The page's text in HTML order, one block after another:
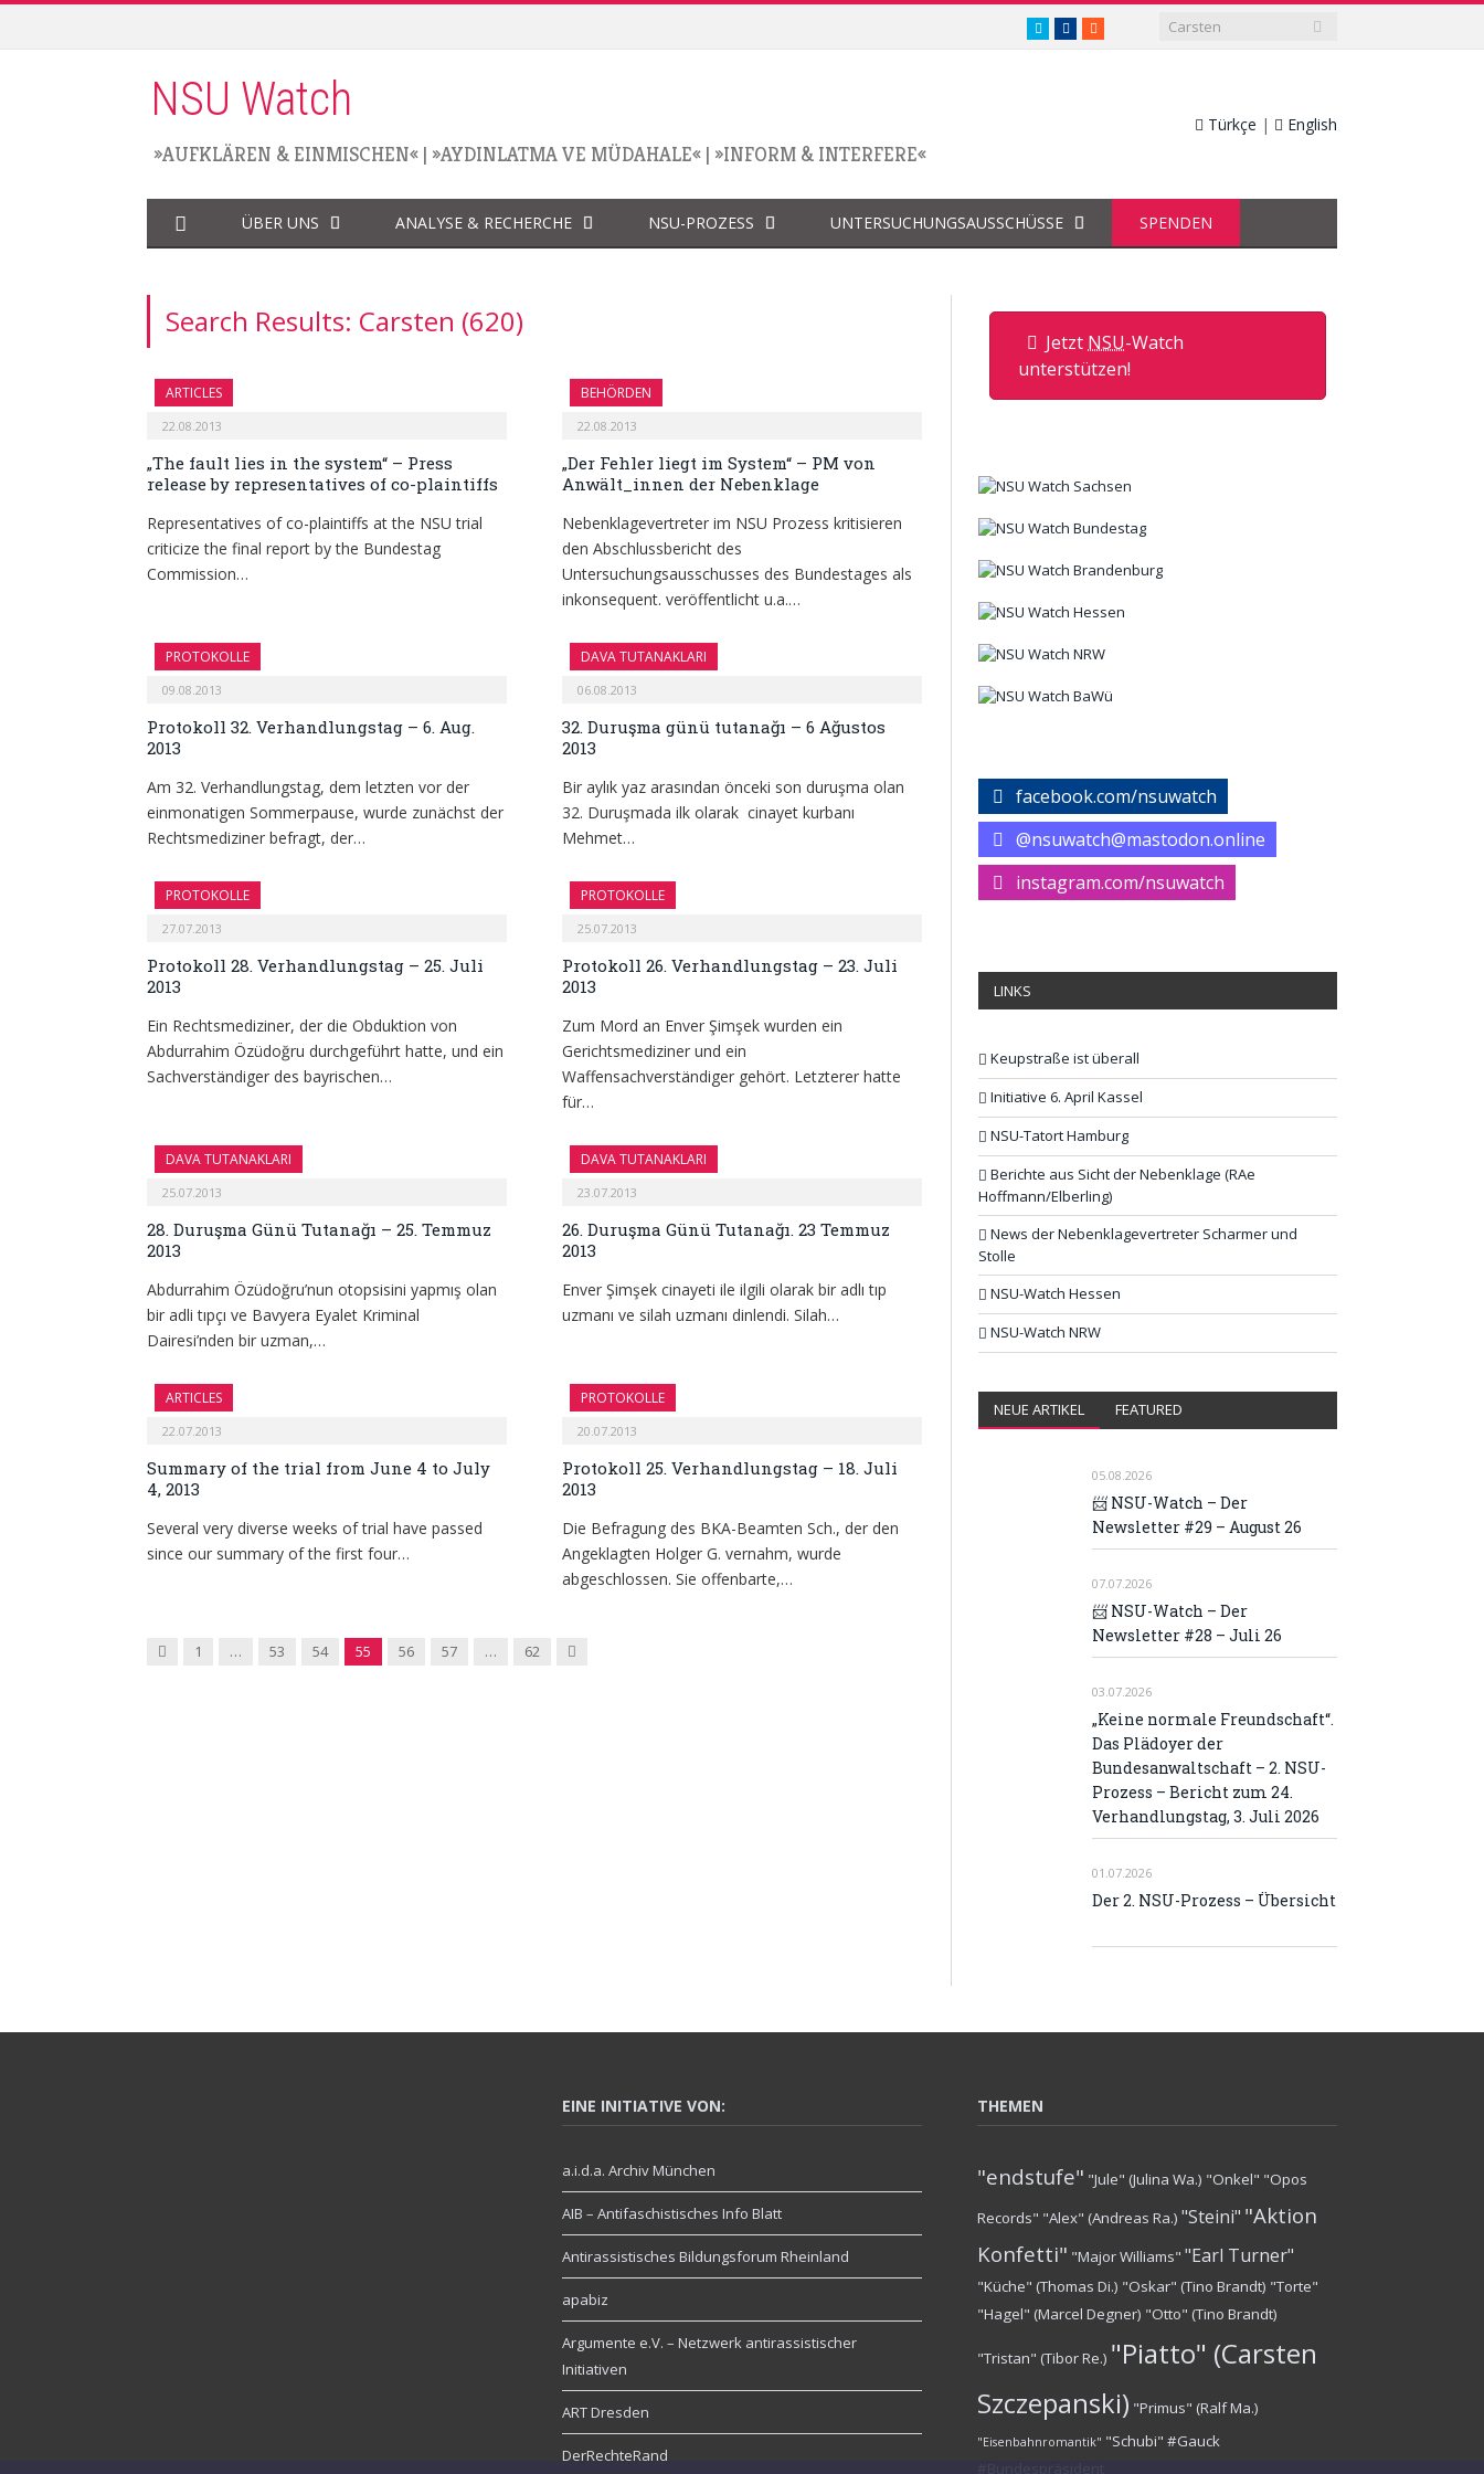
twitter.com/nsuwatch
facebook.com/nsuwatch
RSS
NSU Watch
»AUFKLÄREN & EINMISCHEN« | »AYDINLATMA VE MÜDAHALE« | »INFORM & INTERFERE«
Türkçe | English
ÜBER UNS ANALYSE & RECHERCHE NSU-PROZESS UNTERSUCHUNGSAUSSCHÜSSE SPENDEN
Search Results: Carsten (620)
ARTICLES
22.08.2013
„The fault lies in the system“ – Press
release by representatives of co-plaintiffs
Representatives of co-plaintiffs at the NSU trial
criticize the final report by the Bundestag
Commission…
BEHÖRDEN
22.08.2013
„Der Fehler liegt im System“ – PM von
Anwält_innen der Nebenklage
Nebenklagevertreter im NSU Prozess kritisieren
den Abschlussbericht des
Untersuchungsausschusses des Bundestages als
inkonsequent. veröffentlicht u.a.…
PROTOKOLLE
09.08.2013
Protokoll 32. Verhandlungstag – 6. Aug.
2013
Am 32. Verhandlungstag, dem letzten vor der
einmonatigen Sommerpause, wurde zunächst der
Rechtsmediziner befragt, der…
DAVA TUTANAKLARI
06.08.2013
32. Duruşma günü tutanağı – 6 Ağustos
2013
Bir aylık yaz arasından önceki son duruşma olan
32. Duruşmada ilk olarak cinayet kurbanı
Mehmet…
PROTOKOLLE
27.07.2013
Protokoll 28. Verhandlungstag – 25. Juli
2013
Ein Rechtsmediziner, der die Obduktion von
Abdurrahim Özüdoğru durchgeführt hatte, und ein
Sachverständiger des bayrischen…
PROTOKOLLE
25.07.2013
Protokoll 26. Verhandlungstag – 23. Juli
2013
Zum Mord an Enver Şimşek wurden ein
Gerichtsmediziner und ein
Waffensachverständiger gehört. Letzterer hatte
für…
DAVA TUTANAKLARI
25.07.2013
28. Duruşma Günü Tutanağı – 25. Temmuz
2013
Abdurrahim Özüdoğru’nun otopsisini yapmış olan
bir adli tıpçı ve Bavyera Eyalet Kriminal
Dairesi’nden bir uzman,…
DAVA TUTANAKLARI
23.07.2013
26. Duruşma Günü Tutanağı. 23 Temmuz
2013
Enver Şimşek cinayeti ile ilgili olarak bir adlı tıp
uzmanı ve silah uzmanı dinlendi. Silah…
ARTICLES
22.07.2013
Summary of the trial from June 4 to July
4, 2013
Several very diverse weeks of trial have passed
since our summary of the first four…
PROTOKOLLE
20.07.2013
Protokoll 25. Verhandlungstag – 18. Juli
2013
Die Befragung des BKA-Beamten Sch., der den
Angeklagten Holger G. vernahm, wurde
abgeschlossen. Sie offenbarte,…
Previous
1 … 53 54 55 56 57 … 62 Next
Jetzt NSU-Watch
unterstützen!
facebook.com/nsuwatch
@nsuwatch@mastodon.online
instagram.com/nsuwatch
LINKS
Keupstraße ist überall
Initiative 6. April Kassel
NSU-Tatort Hamburg
Berichte aus Sicht der Nebenklage (RAe
Hoffmann/Elberling)
News der Nebenklagevertreter Scharmer und
Stolle
NSU-Watch Hessen
NSU-Watch NRW
NEUE ARTIKEL FEATURED
05.08.2026
📨 NSU-Watch – Der
Newsletter #29 – August 26
07.07.2026
📨 NSU-Watch – Der
Newsletter #28 – Juli 26
03.07.2026
„Keine normale Freundschaft“.
Das Plädoyer der
Bundesanwaltschaft – 2. NSU-
Prozess – Bericht zum 24.
Verhandlungstag, 3. Juli 2026
01.07.2026
Der 2. NSU-Prozess – Übersicht
EINE INITIATIVE VON:
a.i.d.a. Archiv München
AIB – Antifaschistisches Info Blatt
Antirassistisches Bildungsforum Rheinland
apabiz
Argumente e.V. – Netzwerk antirassistischer
Initiativen
ART Dresden
DerRechteRand
THEMEN
"endstufe" "Jule" (Julina Wa.) "Onkel" "Opos
Records" "Alex" (Andreas Ra.) "Steini" "Aktion
Konfetti" "Major Williams" "Earl Turner"
"Küche" (Thomas Di.) "Oskar" (Tino Brandt) "Torte"
"Hagel" (Marcel Degner) "Otto" (Tino Brandt)
"Tristan" (Tibor Re.) "Piatto" (Carsten
Szczepanski) "Primus" (Ralf Ma.)
"Eisenbahnromantik" "Schubi" #Gauck